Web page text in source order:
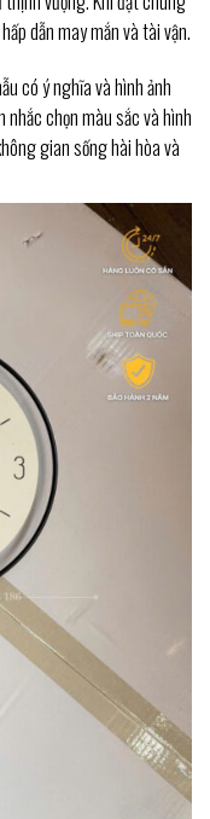
dẫn may mắn và tài vận.
có ý nghĩa và hình ảnh
nhắc chọn màu sắc và hình
gian sống hài hòa và